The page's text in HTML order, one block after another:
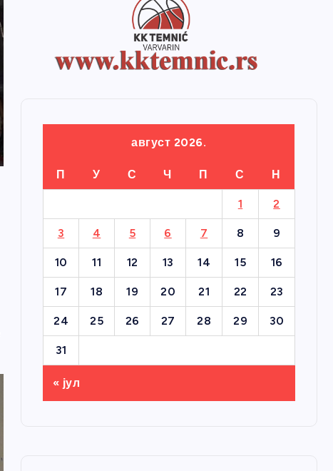
август 2026.
П У С Ч П С Н
1 2
3 4 5 6 7 8 9
10 11 12 13 14 15 16
17 18 19 20 21 22 23
24 25 26 27 28 29 30
31
« јул